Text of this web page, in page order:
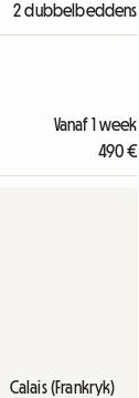
2 dubbelbeddens
Vanaf 1 week
490 €
Calais (Frankryk)